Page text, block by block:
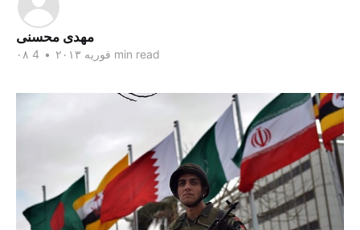
مهدی محسنی
۰۸ فوریه ۲۰۱۳ • 4 min read